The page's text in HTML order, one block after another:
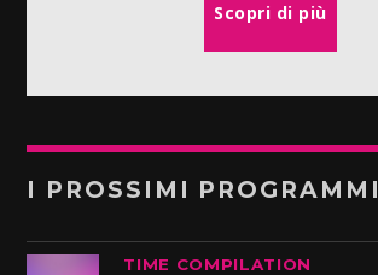
Scopri di più
I PROSSIMI PROGRAMMI
TIME COMPILATION